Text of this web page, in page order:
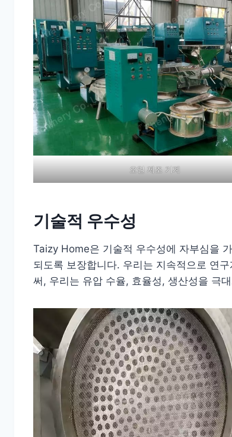
오일 제조 기계
기술적 우수성
Taizy Home은 기술적 우수성에 자부심을
되도록 보장합니다. 우리는 지속적으로 연
써, 우리는 유압 수율, 효율성, 생산성을 극